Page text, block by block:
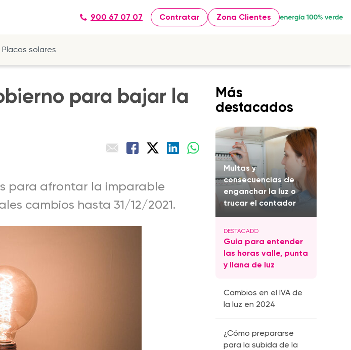
900 67 07 07 Contratar Zona Clientes
Placas solares
para bajar la
para afrontar la imparable
cambios hasta 31/12/2021.
Más
destacados
Multas y
consecuencias de
enganchar la luz o
trucar el contador
Guía para entender
las horas valle, punta
y llana de luz
Cambios en el IVA de
la luz en 2024
¿Cómo prepararse
para la subida de la